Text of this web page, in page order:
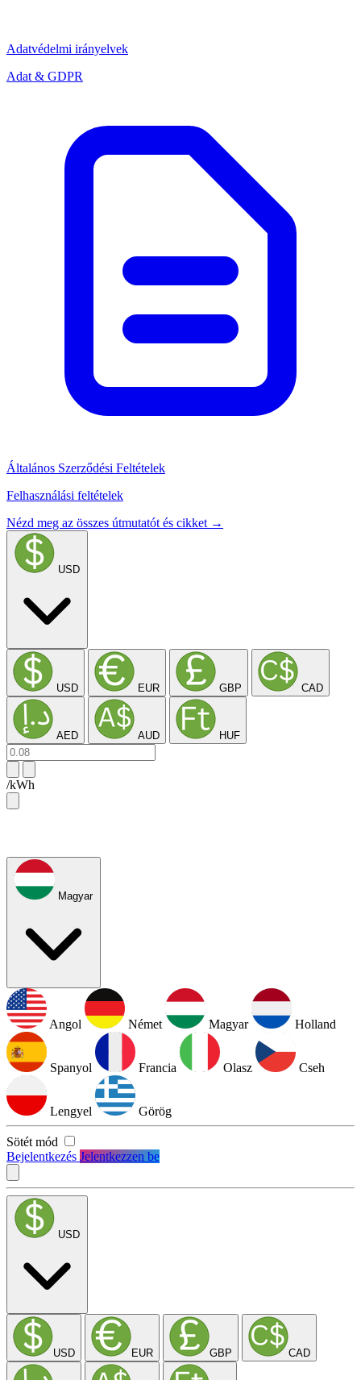
Adatvédelmi irányelvek
Adat & GDPR
Általános Szerződési Feltételek
Felhasználási feltételek
Nézd meg az összes útmutatót és cikket →
USD
USD EUR GBP CAD
AED AUD HUF
/kWh
Magyar
Angol Német Magyar Holland
Spanyol Francia Olasz Cseh
Lengyel Görög
Sötét mód
Bejelentkezés Jelentkezzen be
USD
USD EUR GBP CAD